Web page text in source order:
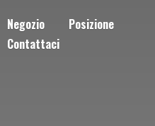
Negozio
Posizione
Contattaci